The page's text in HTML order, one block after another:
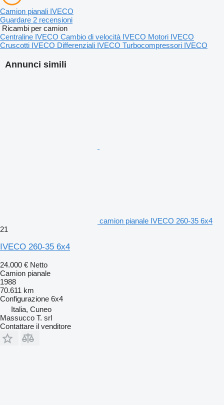
Annunci simili
camion pianale IVECO 260-35 6x4
21
IVECO 260-35 6x4
24.000 € Netto
Camion pianale
1988
70.611 km
Configurazione 6x4
Italia, Cuneo
Massucco T. srl
Contattare il venditore
Camion pianali IVECO
Guardare 2 recensioni
Ricambi per camion
Centraline IVECO Cambio di velocità IVECO Motori IVECO
Cruscotti IVECO Differenziali IVECO Turbocompressori IVECO